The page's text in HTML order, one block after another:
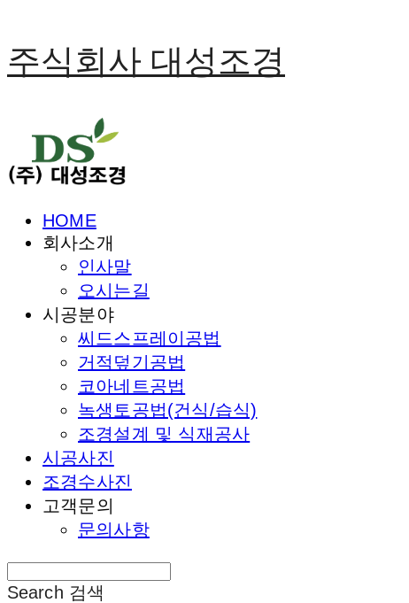
주식회사 대성조경
HOME
회사소개
인사말
오시는길
시공분야
씨드스프레이공법
거적덮기공법
코아네트공법
녹생토공법(건식/습식)
조경설계 및 식재공사
시공사진
조경수사진
고객문의
문의사항
Search 검색